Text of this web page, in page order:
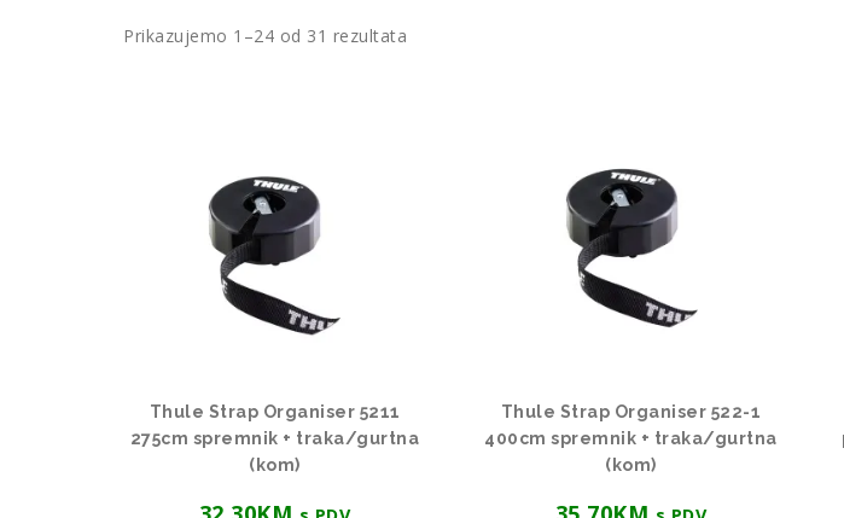
Prikazujemo 1–24 od 31 rezultata
Thule Strap Organiser 5211
275cm spremnik + traka/gurtna
(kom)
Thule Strap Organiser 522-1
400cm spremnik + traka/gurtna
(kom)